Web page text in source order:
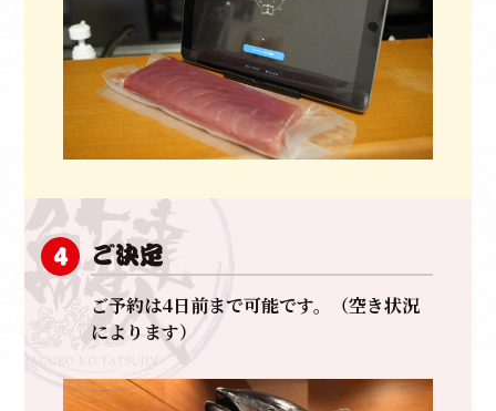
4 ご決定
ご予約は4日前まで可能です。（空き状況
によります）